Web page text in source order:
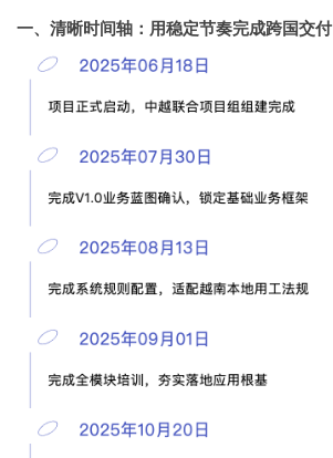
一、清晰时间轴：用稳定节奏完成跨国交付